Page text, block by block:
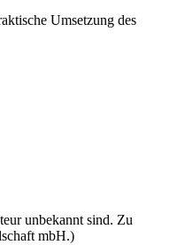
Umsetzung des
unbekannt sind. Zu
mbH.)